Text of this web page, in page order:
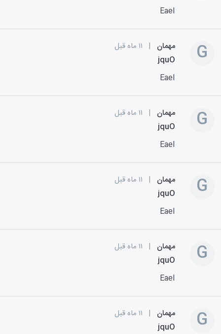
EaeI
G مهمان | ۱۱ ماه قبل
jquO
EaeI
G مهمان | ۱۱ ماه قبل
jquO
EaeI
G مهمان | ۱۱ ماه قبل
jquO
EaeI
G مهمان | ۱۱ ماه قبل
jquO
EaeI
G مهمان | ۱۱ ماه قبل
jquO